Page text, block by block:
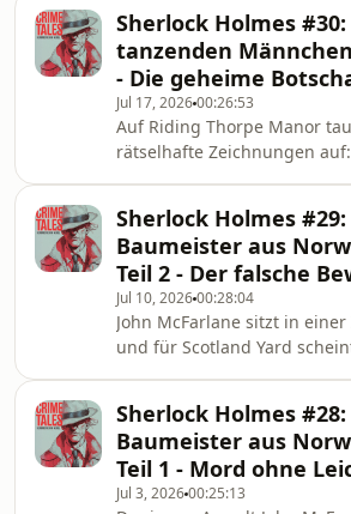
Verbrechen im Nebel erzählt
geschehen ist — doch
auf Ungereimtheiten, die
ersten Verdacht passen. Während er
die letzten Zeichen
kommt er dem Mann hinter
geheimen Botschaften
nahe. 🎧 Crime Tales – Verbrechen im
Nebel erzählt klassische She
Sherlock Holmes #30:
tanzenden
- Die geheime
Jul 17, 202600:26:53
Auf Riding Thorpe Manor
rätselhafte Zeichnungen
Doch Elsie Cubitts Reaktion
eine andere Geschichte. Mit
neuen Figur wächst ihre
Sherlock Holmes beginnt zu
dass jemand versucht, sie
Botschaften aus ihrer
zu erreichen. Was verbirgt sich hinter
dem geheimen Code?
Sherlock Holmes
Baumeister aus
Teil 2 - Der falsche
Jul 10, 202600:28:04
John McFarlane sitzt in einer
und für Scotland Yard
Während Holmes nach dem
Grund für Oldacres
taucht in Norwood ein neuer
auf. Für Inspektor Lestrade
Sherlock Holmes
Baumeister aus
Teil 1 - Mord ohne
Jul 3, 202600:25:13